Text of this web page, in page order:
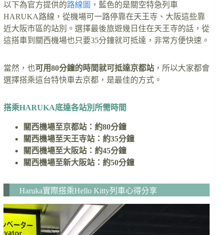
以下為官方提供的路線圖 ，藍色的是關空特急列車
HARUKA路線，從機場可一路停靠在天王寺、大阪這些靠
近大阪市區的站別。選擇最後旅遊幾日住在天王寺的話，從
這搭車到關西機場也只要35分鐘就可抵達，非常方便快速。
當然，也可用80分鐘的時間就可抵達京都站 ，所以大家都會
選擇搭乘這台特快車去京都，是最佳的方式。
搭乘HARUKA底達各站別所需時間
關西機場至京都站：約80分鐘
關西機場至天王寺站：約35分鐘
關西機場至大阪站：約45分鐘
關西機場至新大阪站：約50分鐘
Haruka實際搭乘Hello Kitty列車心得分享